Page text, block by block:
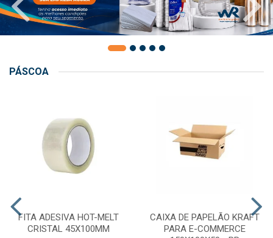
PÁSCOA
FITA ADESIVA HOT-MELT
CRISTAL 45X100MM
CAIXA DE PAPELÃO KRAFT
PARA E-COMMERCE